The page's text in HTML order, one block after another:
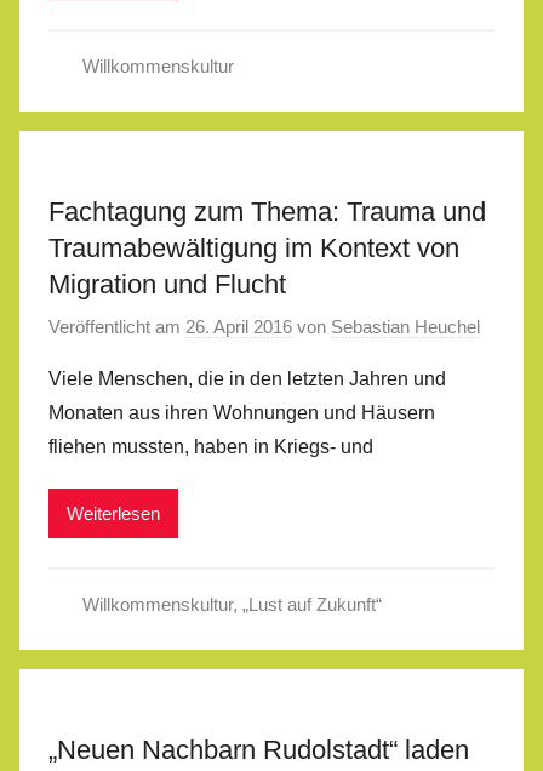
Willkommenskultur
Fachtagung zum Thema: Trauma und
Traumabewältigung im Kontext von
Migration und Flucht
Veröffentlicht am 26. April 2016 von Sebastian Heuchel
Viele Menschen, die in den letzten Jahren und
Monaten aus ihren Wohnungen und Häusern
fliehen mussten, haben in Kriegs- und
Weiterlesen
Willkommenskultur, „Lust auf Zukunft“
„Neuen Nachbarn Rudolstadt“ laden